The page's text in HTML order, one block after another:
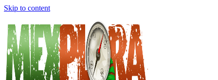
Skip to content